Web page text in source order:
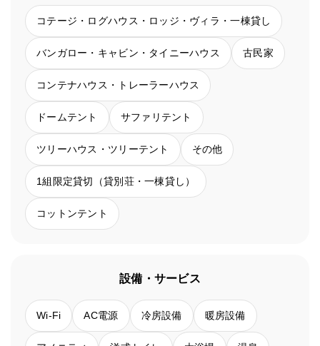
コテージ・ログハウス・ロッジ・ヴィラ・一棟貸し
バンガロー・キャビン・タイニーハウス 古民家
コンテナハウス・トレーラーハウス
ドームテント サファリテント
ツリーハウス・ツリーテント その他
1組限定貸切（貸別荘・一棟貸し）
コットンテント
設備・サービス
Wi-Fi AC電源 冷房設備 暖房設備